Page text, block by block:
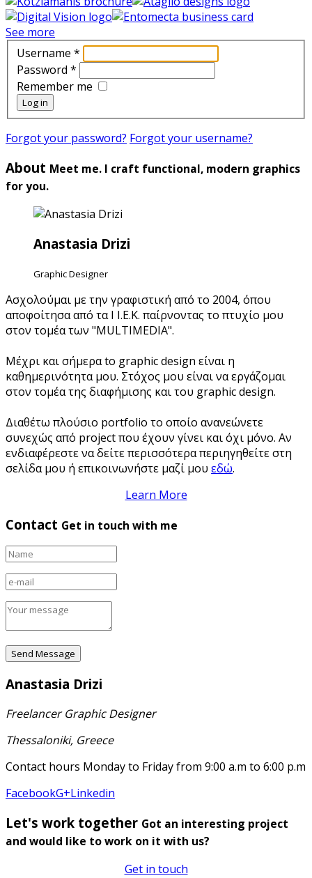
See more
Username *
Password *
Remember me
Log in
Forgot your password? Forgot your username?
About Meet me. I craft functional, modern graphics
for you.
Anastasia Drizi
Graphic Designer
Ασχολούμαι με την γραφιστική από το 2004, όπου
αποφοίτησα από τα Ι Ι.Ε.Κ. παίρνοντας το πτυχίο μου
στον τομέα των "MULTIMEDIA".
Μέχρι και σήμερα to graphic design είναι η
καθημερινότητα μου. Στόχος μου είναι να εργάζομαι
στον τομέα της διαφήμισης και του graphic design.
Διαθέτω πλούσιο portfolio το οποίο ανανεώνετε
συνεχώς από project που έχουν γίνει και όχι μόνο. Αν
ενδιαφέρεστε να δείτε περισσότερα περιηγηθείτε στη
σελίδα μου ή επικοινωνήστε μαζί μου εδώ.
Learn More
Contact Get in touch with me
Anastasia Drizi
Freelancer Graphic Designer
Thessaloniki, Greece
Contact hours Monday to Friday from 9:00 a.m to 6:00 p.m
FacebookG+Linkedin
Let's work together Got an interesting project
and would like to work on it with us?
Get in touch